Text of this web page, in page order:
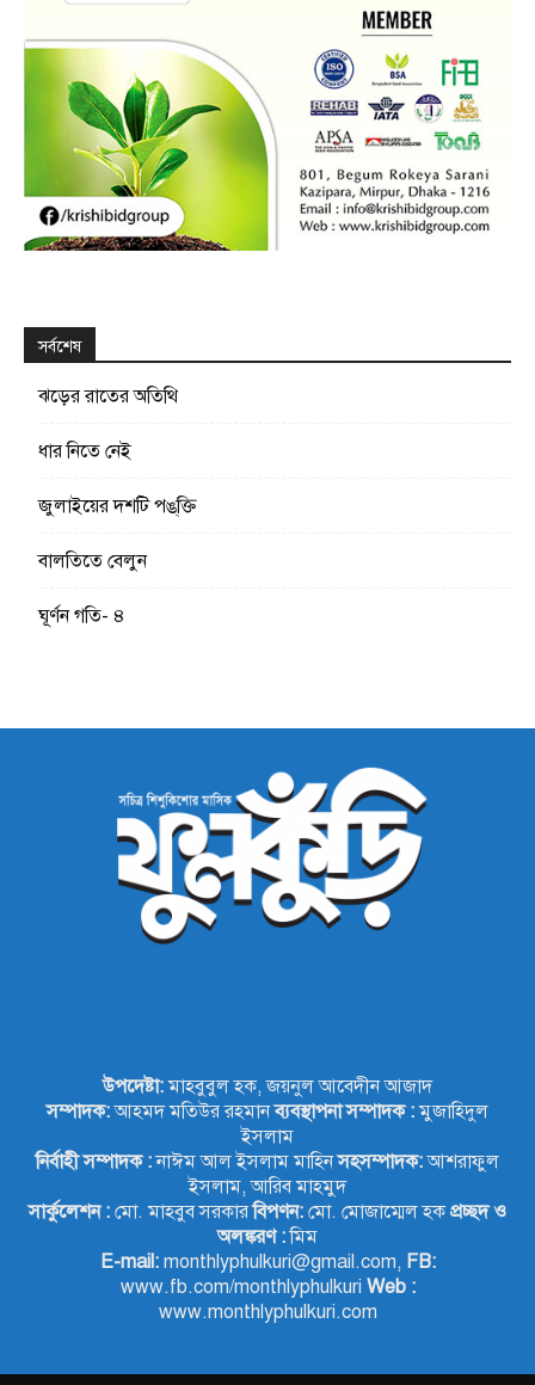
সর্বশেষ
ঝড়ের রাতের অতিথি
ধার নিতে নেই
জুলাইয়ের দশটি পঙ্‌ক্তি
বালতিতে বেলুন
ঘূর্ণন গতি- ৪
উপদেষ্টা:মাহবুবুল হক, জয়নুল আবেদীন আজাদ
সম্পাদক:আহমদ মতিউর রহমানব্যবস্থাপনা সম্পাদক :মুজাহিদুল
ইসলাম
নির্বাহী সম্পাদক :নাঈম আল ইসলাম মাহিনসহসম্পাদক:আশরাফুল
ইসলাম, আরিব মাহমুদ
সার্কুলেশন : মো. মাহবুব সরকারবিপণন: মো. মোজাম্মেল হকপ্রচ্ছদ ও
অলঙ্করণ :মিম
E-mail:monthlyphulkuri@gmail.com, FB:
www.fb.com/monthlyphulkuri Web :
www.monthlyphulkuri.com